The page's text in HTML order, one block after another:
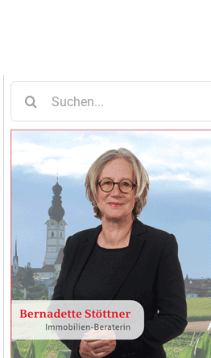
nach: